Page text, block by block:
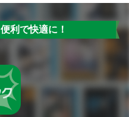
利で快適に！